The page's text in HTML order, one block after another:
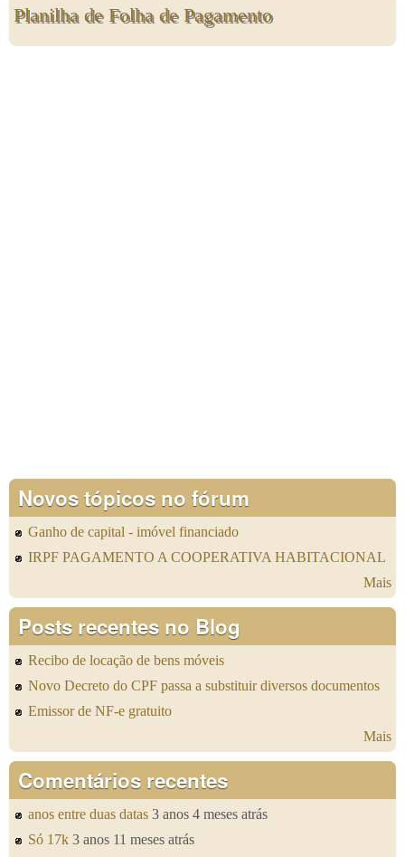
Planilha de Folha de Pagamento
Novos tópicos no fórum
Ganho de capital - imóvel financiado
IRPF PAGAMENTO A COOPERATIVA HABITACIONAL
Mais
Posts recentes no Blog
Recibo de locação de bens móveis
Novo Decreto do CPF passa a substituir diversos documentos
Emissor de NF-e gratuito
Mais
Comentários recentes
anos entre duas datas 3 anos 4 meses atrás
Só 17k 3 anos 11 meses atrás